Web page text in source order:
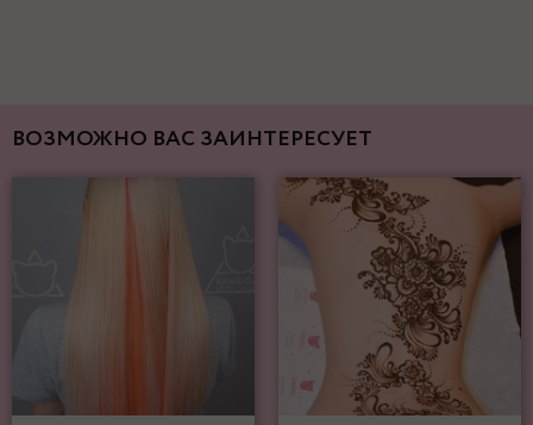
ВОЗМОЖНО ВАС ЗАИНТЕРЕСУЕТ